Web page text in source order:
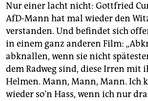
Nur einer lacht nicht: Gottfried
AfD-Mann hat mal wieder den
verstanden. Und befindet sich
in einem ganz anderen Film:
abknallen, wenn sie nicht
dem Radweg sind, diese Irren mit
Helmen. Mann, Mann, Mann. Ich
wieder so’n Hass, wenn ich nur